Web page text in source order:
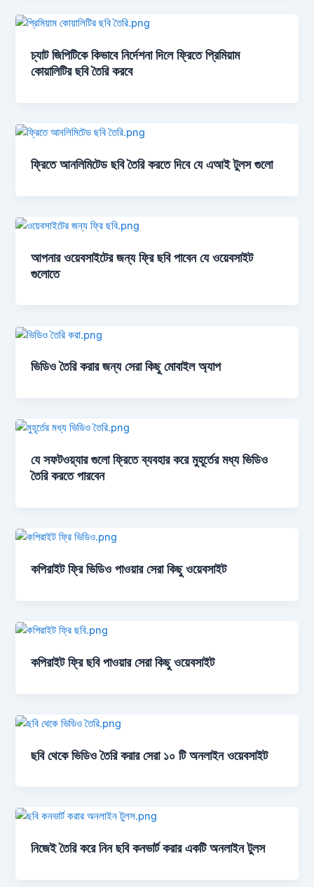
চ্যাট জিপিটিকে কিভাবে নির্দেশনা দিলে ফ্রিতে প্রিমিয়াম
কোয়ালিটির ছবি তৈরি করবে
ফ্রিতে আনলিমিটেড ছবি তৈরি করতে দিবে যে এআই টুলস গুলো
আপনার ওয়েবসাইটের জন্য ফ্রি ছবি পাবেন যে ওয়েবসাইট
গুলোতে
ভিডিও তৈরি করার জন্য সেরা কিছু মোবাইল অ্যাপ
যে সফটওয়্যার গুলো ফ্রিতে ব্যবহার করে মুহূর্তের মধ্য ভিডিও
তৈরি করতে পারবেন
কপিরাইট ফ্রি ভিডিও পাওয়ার সেরা কিছু ওয়েবসাইট
কপিরাইট ফ্রি ছবি পাওয়ার সেরা কিছু ওয়েবসাইট
ছবি থেকে ভিডিও তৈরি করার সেরা ১০ টি অনলাইন ওয়েবসাইট
নিজেই তৈরি করে নিন ছবি কনভার্ট করার একটি অনলাইন টুলস